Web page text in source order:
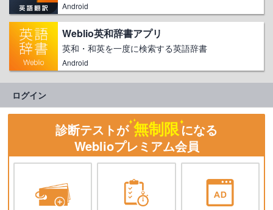
Android
Weblio英和辞書アプリ
英和・和英を一度に検索する英語辞書
Android
ログイン
診断テストが 無制限になる
Weblioプレミアム会員